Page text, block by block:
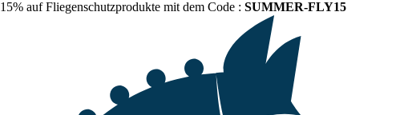
15% auf Fliegenschutzprodukte mit dem Code : SUMMER-FLY15